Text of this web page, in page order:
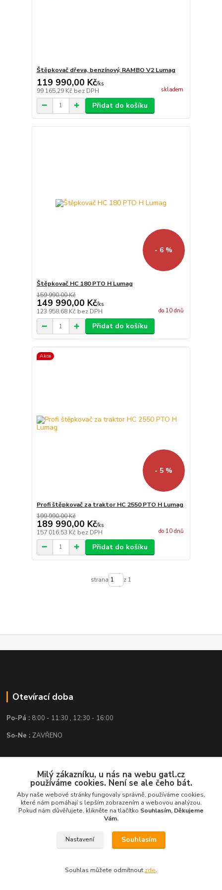
Štěpkovač dřeva, benzínový, RAMBO V2 Lumag
119 990,00 Kč/ks
99 165,29 Kč bez DPH skladem
Přidat do košíku
- 6 %
Štěpkovač HC 180 PTO H Lumag
159 990,00 Kč
149 990,00 Kč/ks
123 958,68 Kč bez DPH do 10 dnů
Přidat do košíku
Akce
- 5 %
Profi štěpkovač za traktor HC 2550 PTO H Lumag
199 990,00 Kč
189 990,00 Kč/ks
157 016,53 Kč bez DPH do 10 dnů
Přidat do košíku
strana z 1
Otevírací doba
Po-Pá : 8:00 - 11:30 , 12:30 - 16:00
So-Ne : ZAVŘENO
Kontakt
GATL s.r.o.
obchod@gatl.cz,info@gatl.cz
Milý zákazníku, u nás na webu gatl.cz
používáme cookies. Není se ale čeho bát.
Aby naše webové stránky fungovaly správně, používáme cookies,
které nám pomáhají s lepším zobrazením a webovou analýzou.
Pokud nám důvěřujete, klikněte na tlačítko Souhlasím, Děkujeme
Vám.
Nastavení Souhlasím
Souhlas můžete odmítnout zde.